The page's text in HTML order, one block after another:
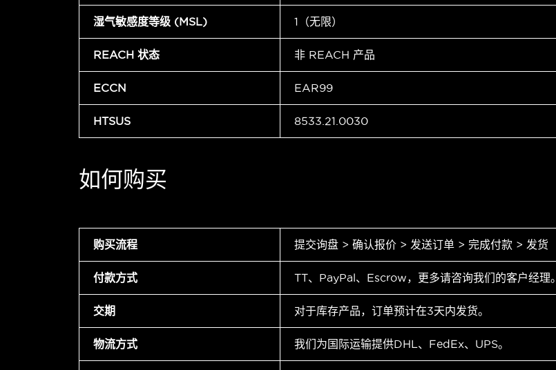
湿气敏感度等级 (MSL) 1（无限）
REACH 状态 非 REACH 产品
ECCN EAR99
HTSUS 8533.21.0030
如何购买
购买流程 提交询盘 > 确认报价 > 发送订单 > 完成付款 > 发货
付款方式 TT、PayPal、Escrow，更多请咨询我们的客户经理。
交期 对于库存产品，订单预计在3天内发货。
物流方式 我们为国际运输提供DHL、FedEx、UPS。